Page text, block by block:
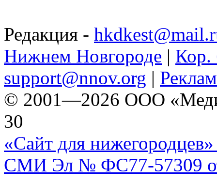
Редакция -
Нижнем Новгороде | Кор.
support@nnov.org |
© 2001—2026 ООО
30
«Сайт для нижегородцев»
СМИ Эл № ФС77-57309